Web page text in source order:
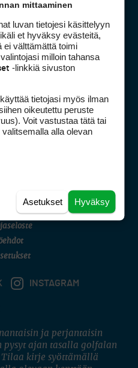
yhteystiedot
INSTAGRAM
ja perjantaisin
ajan tasalla golfalan
kirje syöttämällä
mittaaminen
luvan tietojesi käsittelyyn
et hyväksy evästeitä,
ei välttämättä toimi
milloin tahansa
-linkkiä sivuston
tietojasi myös ilman
oikeutettu peruste
Voit vastustaa tätä tai
alla olevan
Hyväksy
Asetukset